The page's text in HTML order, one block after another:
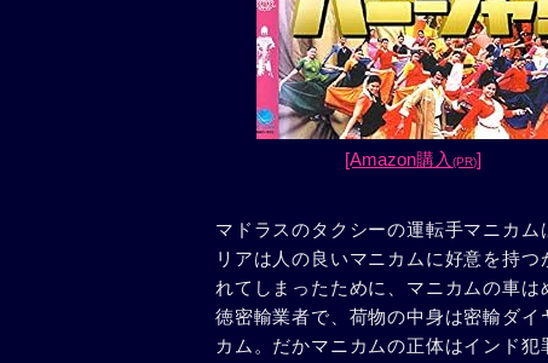
[Amazon購入(PR)]
マドラスのタクシーの運転手マニカ
リアは人の良いマニカムに好意を持
れてしまったために、マニカムの車
徳密輸業者で、荷物の中身は密輸ダ
カム。だかマニカムの正体はインド